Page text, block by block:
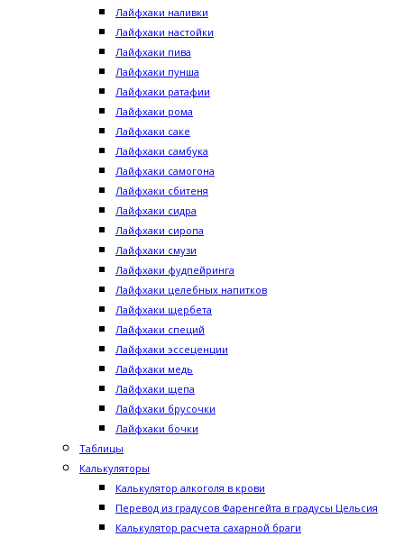
Лайфхаки наливки
Лайфхаки настойки
Лайфхаки пива
Лайфхаки пунша
Лайфхаки ратафии
Лайфхаки рома
Лайфхаки саке
Лайфхаки самбука
Лайфхаки самогона
Лайфхаки сбитеня
Лайфхаки сидра
Лайфхаки сиропа
Лайфхаки смузи
Лайфхаки фудпейринга
Лайфхаки целебных напитков
Лайфхаки щербета
Лайфхаки специй
Лайфхаки эссеценции
Лайфхаки медь
Лайфхаки щепа
Лайфхаки брусочки
Лайфхаки бочки
Таблицы
Калькуляторы
Калькулятор алкоголя в крови
Перевод из градусов Фаренгейта в градусы Цельсия
Калькулятор расчета сахарной браги